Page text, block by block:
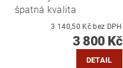
špatná kvalita
3 140,50 Kč bez DPH
3 800 Kč
DETAIL